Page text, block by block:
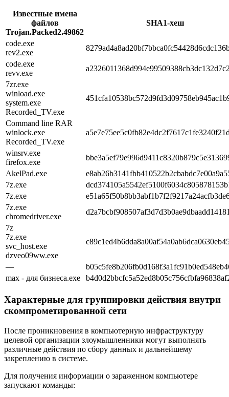
Известные имена
файлов
Trojan.Packed2.49862
SHA1-хеш
code.exe
rev2.exe
code.exe
revv.exe
7zr.exe
winload.exe
system.exe
Recorded_TV.exe
Command line RAR
winlock.exe
Recorded_TV.exe
winsrv.exe
firefox.exe
AkelPad.exe
7z.exe
7z.exe
7z.exe
chromedriver.exe
7z
7z.exe
svc_host.exe
dzveo09ww.exe
—
max - для бизнеса.exe
Характерные для группировки действия внутри
скомпрометированной сети
После проникновения в компьютерную инфраструктуру
целевой организации злоумышленники могут выполнять
различные действия по сбору данных и дальнейшему
закреплению в системе.
Для получения информации о зараженном компьютере
запускают команды: